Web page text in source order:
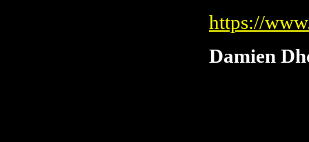
https://
Damien